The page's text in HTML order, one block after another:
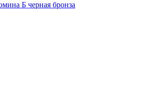
Б черная бронза